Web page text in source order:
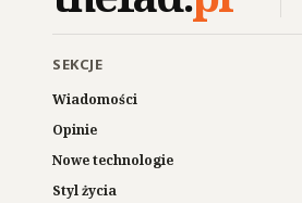
SEKCJE
Wiadomości
Opinie
Nowe technologie
Styl życia